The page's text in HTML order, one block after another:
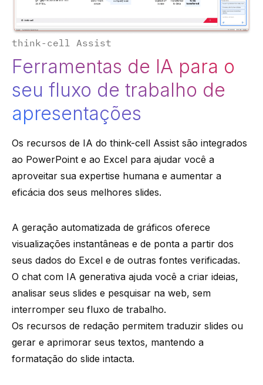
think-cell Assist
Ferramentas de IA para o
seu fluxo de trabalho de
apresentações
Os recursos de IA do think-cell Assist são integrados
ao PowerPoint e ao Excel para ajudar você a
aproveitar sua expertise humana e aumentar a
eficácia dos seus melhores slides.
A geração automatizada de gráficos oferece
visualizações instantâneas e de ponta a partir dos
seus dados do Excel e de outras fontes verificadas.
O chat com IA generativa ajuda você a criar ideias,
analisar seus slides e pesquisar na web, sem
interromper seu fluxo de trabalho.
Os recursos de redação permitem traduzir slides ou
gerar e aprimorar seus textos, mantendo a
formatação do slide intacta.